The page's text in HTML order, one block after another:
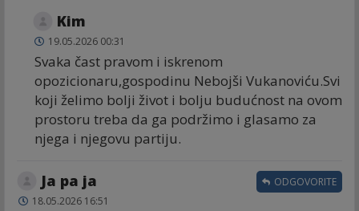
Kim
19.05.2026 00:31
Svaka čast pravom i iskrenom
opozicionaru,gospodinu Nebojši Vukanoviću.Svi
koji želimo bolji život i bolju budućnost na ovom
prostoru treba da ga podržimo i glasamo za
njega i njegovu partiju.
Ja pa ja
18.05.2026 16:51
ODGOVORITE